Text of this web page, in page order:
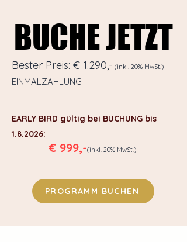
BUCHE JETZT
BUCHE JETZT
Bester Preis: € 1.290,- (inkl. 20% MwSt.)
EINMALZAHLUNG
EARLY BIRD gültig bei BUCHUNG bis
1.8.2026:
€ 999,-(inkl. 20% MwSt.)
PROGRAMM BUCHEN